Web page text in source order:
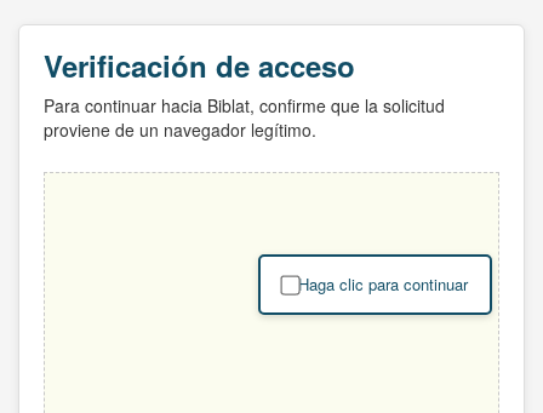
Verificación de acceso
Para continuar hacia Biblat, confirme que la solicitud
proviene de un navegador legítimo.
Haga clic para continuar